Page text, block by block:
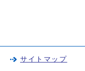
サイトマップ